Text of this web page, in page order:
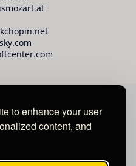
to enhance your user
content, and
LLC